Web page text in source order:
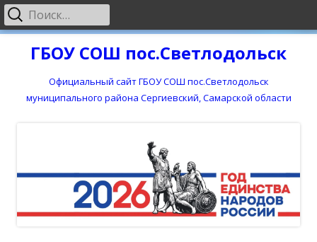
содержимому
ГБОУ СОШ пос.Светлодольск
Официальный сайт ГБОУ СОШ пос.Светлодольск
муниципального района Сергиевский, Самарской области
Основное
меню
Найти: